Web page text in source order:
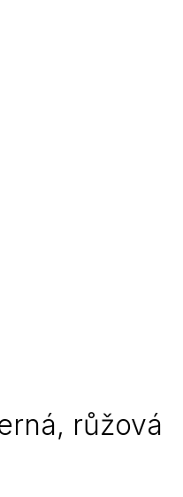
růžová